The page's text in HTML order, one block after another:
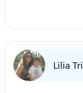
Lilia